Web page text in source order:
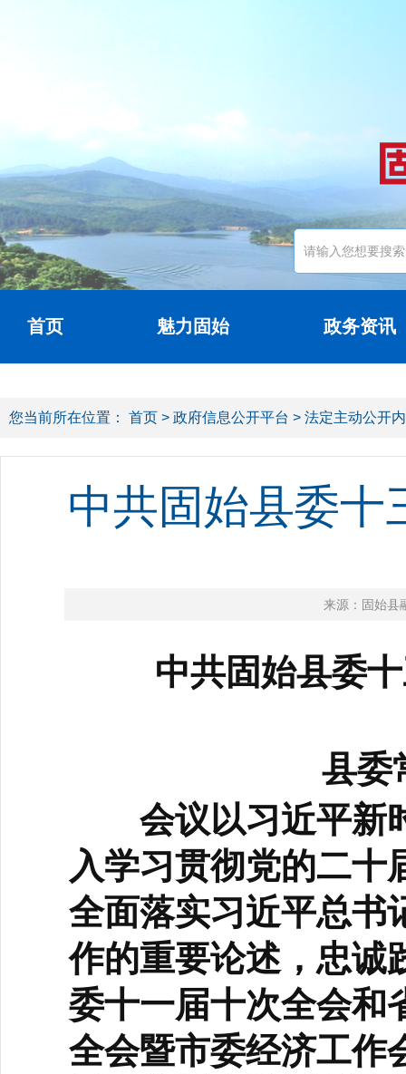
首页 魅力固始 政务资讯
您当前所在位置： 首页 > 政府信息公开平台 > 法定主动公开
中共固始县委十
来源：固始县
中共固始县委十
县委常
会议以习近平新时
入学习贯彻党的二十
全面落实习近平总书
作的重要论述，忠诚
委十一届十次全会和
全会暨市委经济工作